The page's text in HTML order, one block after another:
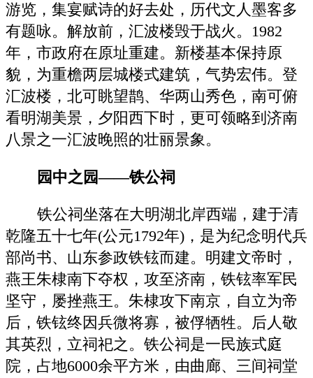
游览，集宴赋诗的好去处，历代文人墨客多
有题咏。解放前，汇波楼毁于战火。1982
年，市政府在原址重建。新楼基本保持原
貌，为重檐两层城楼式建筑，气势宏伟。登
汇波楼，北可眺望鹊、华两山秀色，南可俯
看明湖美景，夕阳西下时，更可领略到济南
八景之一汇波晚照的壮丽景象。
园中之园——铁公祠
铁公祠坐落在大明湖北岸西端，建于清
乾隆五十七年(公元1792年)，是为纪念明代兵
部尚书、山东参政铁铉而建。明建文帝时，
燕王朱棣南下夺权，攻至济南，铁铉率军民
坚守，屡挫燕王。朱棣攻下南京，自立为帝
后，铁铉终因兵微将寡，被俘牺牲。后人敬
其英烈，立祠祀之。铁公祠是一民族式庭
院，占地6000余平方米，由曲廊、三间祠堂